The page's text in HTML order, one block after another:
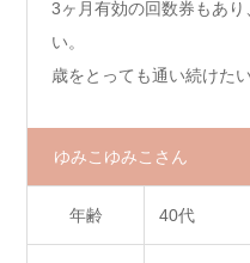
3ヶ月有効の回数券もあ
い。
歳をとっても通い続けた
ゆみこゆみこさん
年齢 40代